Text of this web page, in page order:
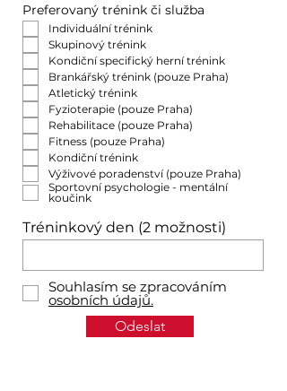
Preferovaný trénink či služba
Individuální trénink
Skupinový trénink
Kondiční specifický herní trénink
Brankářský trénink (pouze Praha)
Atletický trénink
Fyzioterapie (pouze Praha)
Rehabilitace (pouze Praha)
Fitness (pouze Praha)
Kondiční trénink
Výživové poradenství (pouze Praha)
Sportovní psychologie - mentální
koučink
Tréninkový den (2 možnosti)
Souhlasím se zpracováním
osobních údajů.
Odeslat